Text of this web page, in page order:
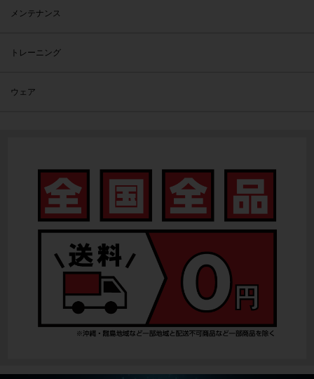
メンテナンス
トレーニング
ウェア